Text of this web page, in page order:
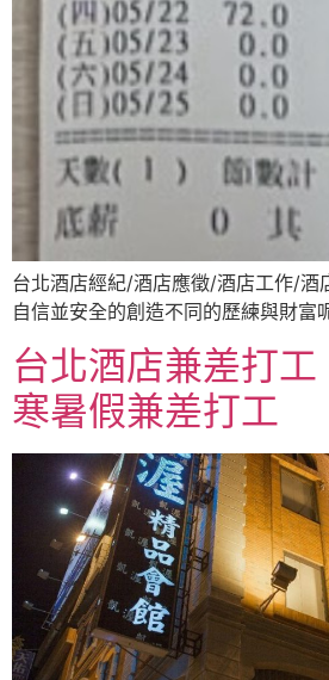
台北酒店經紀/酒店應徵/酒店工作/酒
自信並安全的創造不同的歷練與財
台北酒店兼差打
寒暑假兼差打工